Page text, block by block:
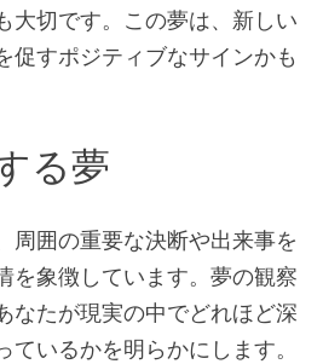
大切です。この夢は、新しい
促すポジティブなサインかも
る夢
周囲の重要な決断や出来事を
を象徴しています。夢の観察
なたが現実の中でどれほど深
ているかを明らかにします。